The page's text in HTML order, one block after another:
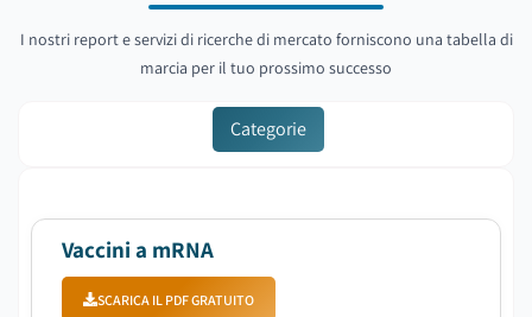
I nostri report e servizi di ricerche di mercato forniscono una tabella di
marcia per il tuo prossimo successo
Categorie
Vaccini a mRNA
SCARICA IL PDF GRATUITO